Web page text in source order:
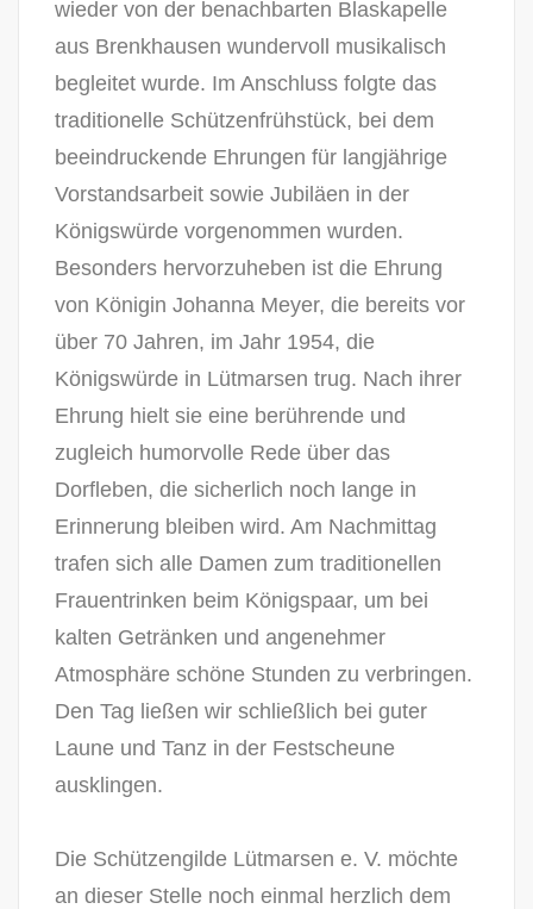
wieder von der benachbarten Blaskapelle
aus Brenkhausen wundervoll musikalisch
begleitet wurde. Im Anschluss folgte das
traditionelle Schützenfrühstück, bei dem
beeindruckende Ehrungen für langjährige
Vorstandsarbeit sowie Jubiläen in der
Königswürde vorgenommen wurden.
Besonders hervorzuheben ist die Ehrung
von Königin Johanna Meyer, die bereits vor
über 70 Jahren, im Jahr 1954, die
Königswürde in Lütmarsen trug. Nach ihrer
Ehrung hielt sie eine berührende und
zugleich humorvolle Rede über das
Dorfleben, die sicherlich noch lange in
Erinnerung bleiben wird. Am Nachmittag
trafen sich alle Damen zum traditionellen
Frauentrinken beim Königspaar, um bei
kalten Getränken und angenehmer
Atmosphäre schöne Stunden zu verbringen.
Den Tag ließen wir schließlich bei guter
Laune und Tanz in der Festscheune
ausklingen.
Die Schützengilde Lütmarsen e. V. möchte
an dieser Stelle noch einmal herzlich dem